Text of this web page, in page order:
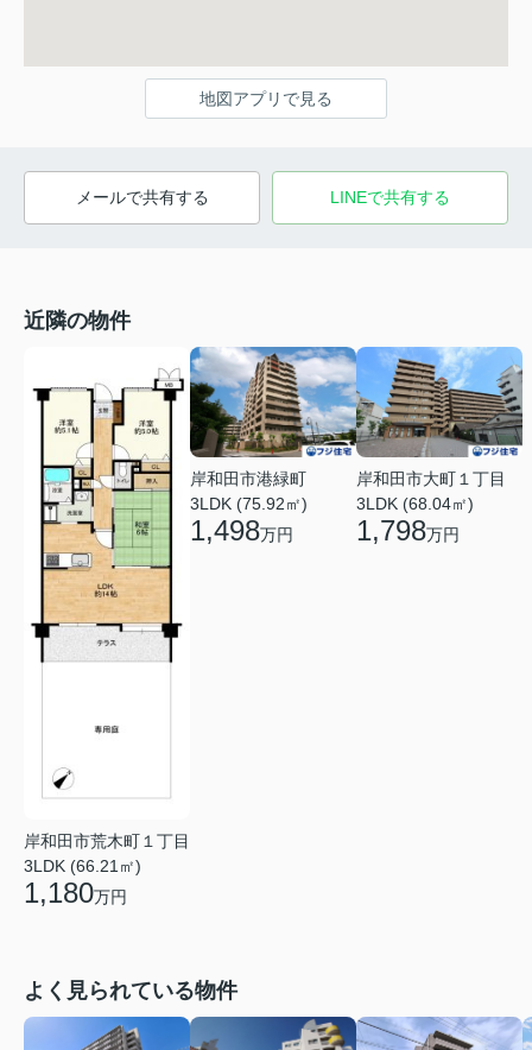
地図アプリで見る
メールで共有する LINEで共有する
近隣の物件
岸和田市荒木町１丁目
3LDK (66.21㎡)
1,180万円
岸和田市港緑町
3LDK (75.92㎡)
1,498万円
岸和田市大町１丁目
3LDK (68.04㎡)
1,798万円
よく見られている物件